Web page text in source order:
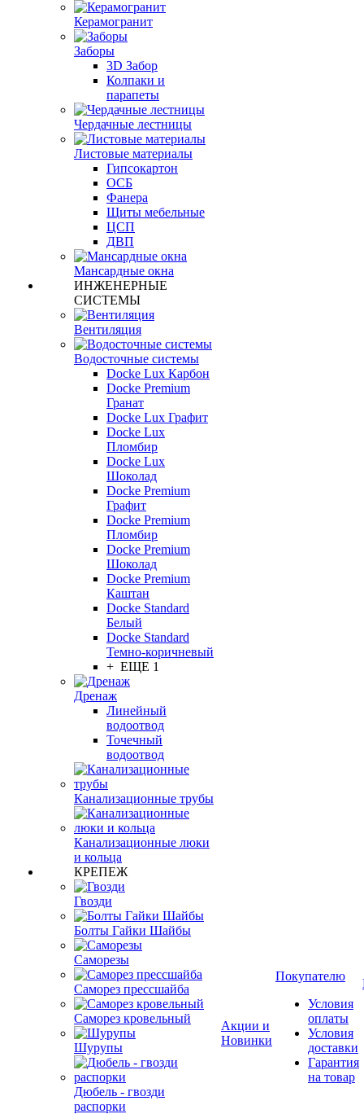
Керамогранит
Заборы
3D Забор
Колпаки и
парапеты
Чердачные лестницы
Листовые материалы
Гипсокартон
ОСБ
Фанера
Щиты мебельные
ЦСП
ДВП
Мансардные окна
ИНЖЕНЕРНЫЕ
СИСТЕМЫ
Вентиляция
Водосточные системы
Docke Lux Карбон
Docke Premium
Гранат
Docke Lux Графит
Docke Lux
Пломбир
Docke Lux
Шоколад
Docke Premium
Графит
Docke Premium
Пломбир
Docke Premium
Шоколад
Docke Premium
Каштан
Docke Standard
Белый
Docke Standard
Темно-коричневый
+ ЕЩЕ 1
Дренаж
Линейный
водоотвод
Точечный
водоотвод
Канализационные трубы
Канализационные люки
и кольца
КРЕПЕЖ
Гвозди
Болты Гайки Шайбы
Саморезы
Саморез прессшайба
Саморез кровельный
Шурупы
Дюбель - гвозди
распорки
Акции и
Новинки
Покупателю
Условия
оплаты
Условия
доставки
Гарантия
на товар